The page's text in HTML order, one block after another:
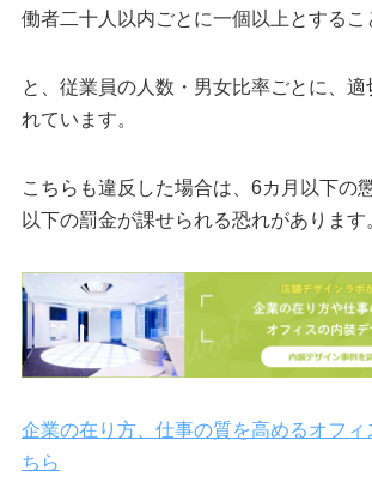
働者二十人以内ごとに一個以上とするこ
と、従業員の人数・男女比率ごとに、適
れています。
こちらも違反した場合は、6カ月以下の
以下の罰金が課せられる恐れがあります
企業の在り方、仕事の質を高めるオフィ
ちら